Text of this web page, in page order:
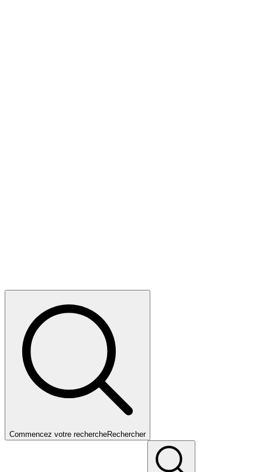
Commencez votre rechercheRechercher